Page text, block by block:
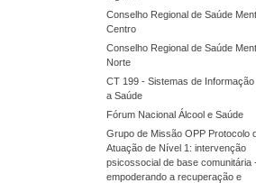
Conselho Regional de Saúde
Centro
Conselho Regional de Saúde
Norte
CT 199 - Sistemas de
a Saúde
Fórum Nacional Álcool e Saúde
Grupo de Missão OPP Protocolo
Atuação de Nível 1: intervenção
psicossocial de base comunitária
empoderando a recuperação e